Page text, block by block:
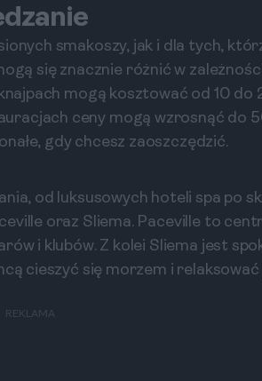
smakoszy, jak i dla tych,
się znacznie różnić w
mogą kosztować od 10 do
ceny mogą wzrosnąć do
gdy chcesz zaoszczędzić.
od luksusowych hoteli spa po
oraz Sliema. Paceville to
i klubów. Z kolei Sliema jest
cieszyć się morzem i relaksować
REKLAMA